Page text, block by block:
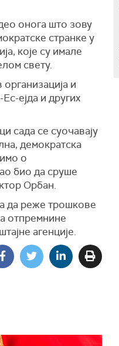
онога што зову
странке у
које су имале
свету.
и
ејда и других
сада се суочавају
демократска
о
био да сруше
Орбан.
да реже трошкове
отпремнине
агенције.